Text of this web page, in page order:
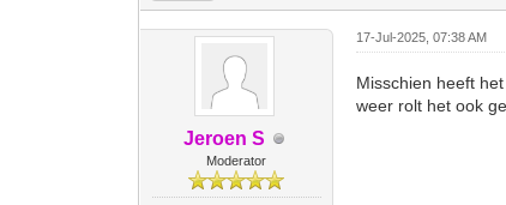
Jeroen S
Moderator
17-Jul-2025, 07:38 AM
Misschien heeft
weer rolt het ook